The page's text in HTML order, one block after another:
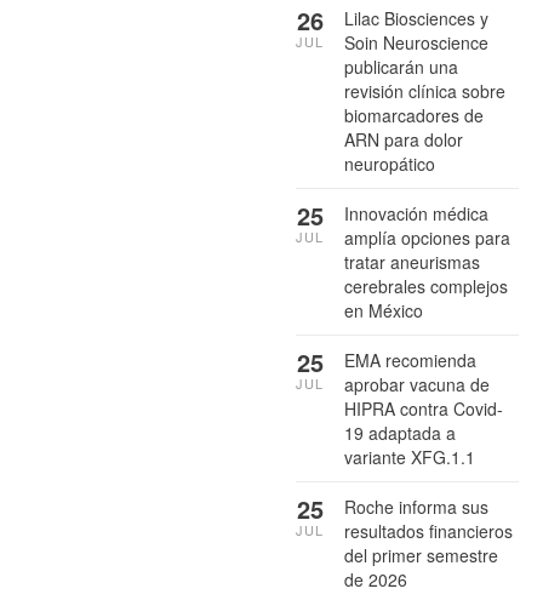
Lilac Biosciences y
Soin Neuroscience
publicarán una
revisión clínica sobre
biomarcadores de
ARN para dolor
neuropático
26
JUL
Innovación médica
amplía opciones para
tratar aneurismas
cerebrales complejos
en México
25
JUL
EMA recomienda
aprobar vacuna de
HIPRA contra Covid-
19 adaptada a
variante XFG.1.1
25
JUL
Roche informa sus
resultados financieros
del primer semestre
de 2026
25
JUL